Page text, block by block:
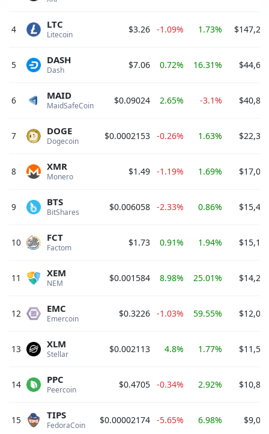
4 Litecoin
LTC $3.26 -1.09% 1.73%
5 Dash
DASH $7.06 0.72% 16.31%
6 MaidSafeCoin
MAID $0.09024 2.65% -3.1%
7 Dogecoin
DOGE $0.0002153 -0.26% 1.63%
8 Monero
XMR $1.49 -1.19% 1.69%
9 BitShares
BTS $0.006058 -2.33% 0.86%
10 Factom
FCT $1.73 0.91% 1.94%
11 NEM
XEM $0.001584 8.98% 25.01%
12 Emercoin
EMC $0.3226 -1.03% 59.55%
13 Stellar
XLM $0.002113 4.8% 1.77%
14 Peercoin
PPC $0.4705 -0.34% 2.92%
15 FedoraCoin
TIPS $0.00002174 -5.65% 6.98%